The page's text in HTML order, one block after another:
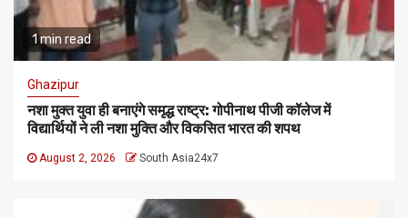
1 min read
Ghazipur
नशा मुक्त युवा ही बनाएंगे समृद्ध राष्ट्र: गोपीनाथ पीजी कॉलेज में
विद्यार्थियों ने ली नशा मुक्ति और विकसित भारत की शपथ
August 2, 2026 South Asia24x7